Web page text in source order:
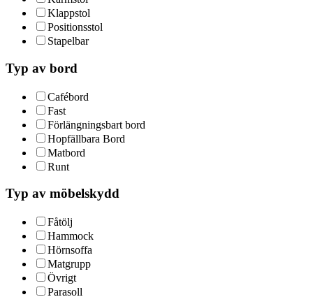
Klappstol
Positionsstol
Stapelbar
Typ av bord
Cafébord
Fast
Förlängningsbart bord
Hopfällbara Bord
Matbord
Runt
Typ av möbelskydd
Fåtölj
Hammock
Hörnsoffa
Matgrupp
Övrigt
Parasoll